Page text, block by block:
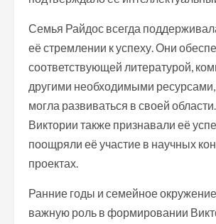
Семья Райдос всегда
её стремлении к успеху. Они
соответствующей литературой,
другими необходимыми
могла развиваться в своей
Виктории также признавали её
поощряли её участие в научных
проектах.
Ранние годы и семейное
важную роль в формировании